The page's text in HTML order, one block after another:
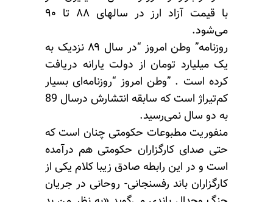
با قیمت آزاد ارز در سالهای ۸۸ تا ۹۰
می‌شود.
روزنامه” وطن امروز “در سال ۸۹ نزدیک به
یک میلیارد تومان از دولت یارانه دریافت
کرده است . ”وطن امروز “روزنامه‌ای بسیار
کم‌تیراژ است که سابقه انتشارش درسال 89
به دو سال نمی‌رسید.
منفوریت مطبوعات حکومتی چنان است که
حتی صدای کارگزاران حکومتی هم درآمده
است و در این رابطه صادق زیبا کلام یکی از
کارگزاران باند رفسنجانی- روحانی در جریان